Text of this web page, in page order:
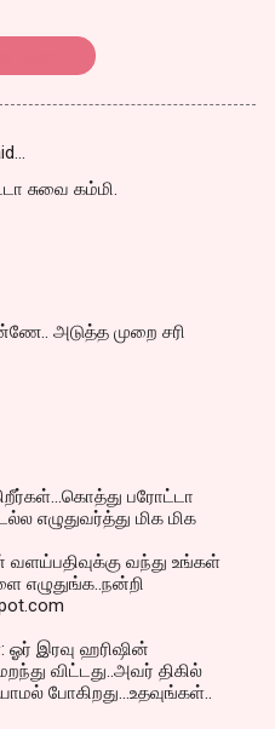
சுவை கம்மி.
அடுத்த முறை சரி
பரோட்டா
எழுதுவர்த்து மிக மிக
வந்து உங்கள்
எழுதுங்க..நன்றி
இரவு ஹரிஷின்
விட்டது..அவர் திகில்
போகிறது...உதவுங்கள்..